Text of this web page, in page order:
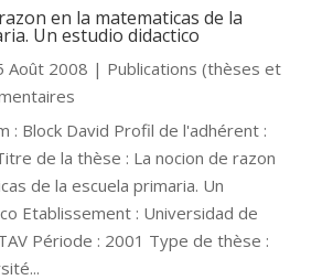
en la matematicas de la
Un estudio didactico
Août 2008 | Publications (thèses et
: Block David Profil de l'adhérent :
de la thèse : La nocion de razon
de la escuela primaria. Un
Etablissement : Universidad de
Période : 2001 Type de thèse :